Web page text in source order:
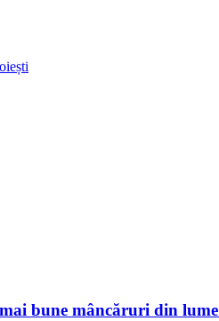
bune mâncăruri din